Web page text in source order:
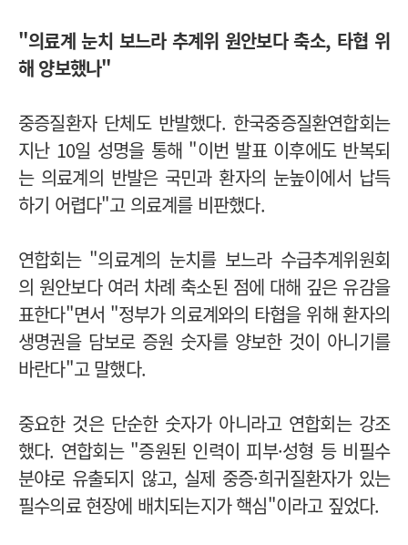
"의료계 눈치 보느라 추계위 원안보다 축소, 타협 위
해 양보했나"
중증질환자 단체도 반발했다. 한국중증질환연합회는
지난 10일 성명을 통해 "이번 발표 이후에도 반복되
는 의료계의 반발은 국민과 환자의 눈높이에서 납득
하기 어렵다"고 의료계를 비판했다.
연합회는 "의료계의 눈치를 보느라 수급추계위원회
의 원안보다 여러 차례 축소된 점에 대해 깊은 유감을
표한다"면서 "정부가 의료계와의 타협을 위해 환자의
생명권을 담보로 증원 숫자를 양보한 것이 아니기를
바란다"고 말했다.
중요한 것은 단순한 숫자가 아니라고 연합회는 강조
했다. 연합회는 "증원된 인력이 피부·성형 등 비필수
분야로 유출되지 않고, 실제 중증·희귀질환자가 있는
필수의료 현장에 배치되는지가 핵심"이라고 짚었다.